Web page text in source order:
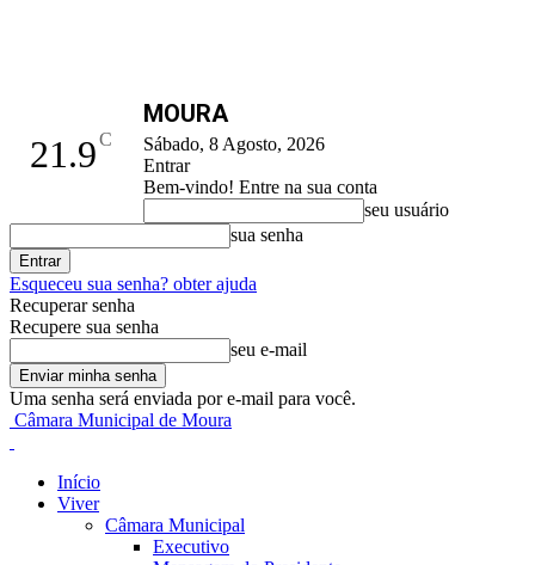
21.9C
MOURA
Sábado, 8 Agosto, 2026
Entrar
Bem-vindo! Entre na sua conta
seu usuário
sua senha
Esqueceu sua senha? obter ajuda
Recuperar senha
Recupere sua senha
seu e-mail
Uma senha será enviada por e-mail para você.
Câmara Municipal de Moura
Início
Viver
Câmara Municipal
Executivo